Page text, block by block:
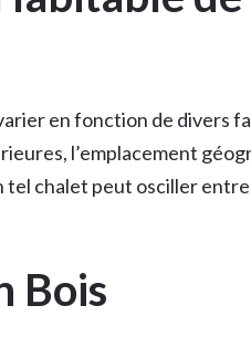
en fonction de divers
l’emplacement
tel chalet peut osciller
Bois